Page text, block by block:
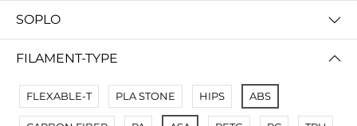
SOPLO
FILAMENT-TYPE
FLEXABLE-T PLA STONE HIPS ABS